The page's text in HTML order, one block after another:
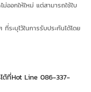
ออกให้ใหม่ แต่สามารถใช้ใบ
ะบุไว้ในการรับประกันได้โดย
ที่Hot Line 086-337-